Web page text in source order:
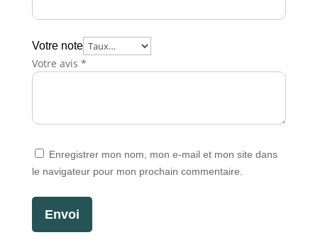
Votre note
Votre avis *
Enregistrer mon nom, mon e-mail et mon site dans
le navigateur pour mon prochain commentaire.
Envoi